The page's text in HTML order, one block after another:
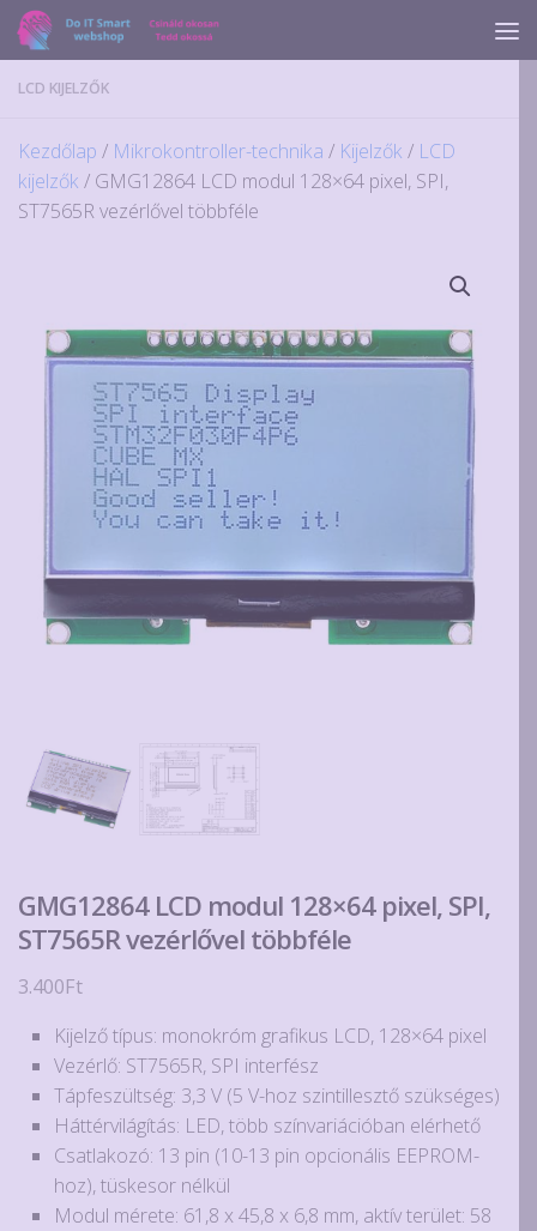
Skip to content
LCD KIJELZŐK
Kezdőlap / Mikrokontroller-technika / Kijelzők / LCD
kijelzők / GMG12864 LCD modul 128×64 pixel, SPI,
ST7565R vezérlővel többféle
GMG12864 LCD modul 128×64 pixel, SPI,
ST7565R vezérlővel többféle
3.400Ft
Kijelző típus: monokróm grafikus LCD, 128×64 pixel
Vezérlő: ST7565R, SPI interfész
Tápfeszültség: 3,3 V (5 V-hoz szintillesztő szükséges)
Háttérvilágítás: LED, több színvariációban elérhető
Csatlakozó: 13 pin (10-13 pin opcionális EEPROM-
hoz), tüskesor nélkül
Modul mérete: 61,8 x 45,8 x 6,8 mm, aktív terület: 58